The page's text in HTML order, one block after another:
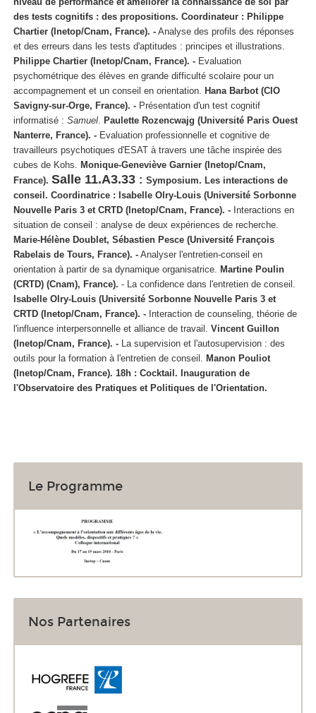
des tests cognitifs : des propositions. Coordinateur : Philippe
Chartier (Inetop/Cnam, France). - Analyse des profils des réponses
et des erreurs dans les tests d'aptitudes : principes et illustrations.
Philippe Chartier (Inetop/Cnam, France). - Evaluation
psychométrique des élèves en grande difficulté scolaire pour un
accompagnement et un conseil en orientation. Hana Barbot (CIO
Savigny-sur-Orge, France). - Présentation d'un test cognitif
informatisé : Samuel Paulette Rozencwajg (Université Paris Ouest
Nanterre, France). - Evaluation professionnelle et cognitive de
travailleurs psychotiques d'ESAT à travers une tâche inspirée des
cubes de Kohs. Monique-Geneviève Garnier (Inetop/Cnam,
France). Salle 11.A3.33 : Symposium. Les interactions de
conseil. Coordinatrice : Isabelle Olry-Louis (Université Sorbonne
Nouvelle Paris 3 et CRTD (Inetop/Cnam, France). - Interactions en
situation de conseil : analyse de deux expériences de recherche.
Marie-Hélène Doublet, Sébastien Pesce (Université François
Rabelais de Tours, France). - Analyser l'entretien-conseil en
orientation à partir de sa dynamique organisatrice. Martine Poulin
(CRTD) (Cnam), France). - La confidence dans l'entretien de conseil.
Isabelle Olry-Louis (Université Sorbonne Nouvelle Paris 3 et
CRTD (Inetop/Cnam, France). - Interaction de counseling, théorie de
l'influence interpersonnelle et alliance de travail. Vincent Guillon
(Inetop/Cnam, France). - La supervision et l'autosupervision : des
outils pour la formation à l'entretien de conseil. Manon Pouliot
(Inetop/Cnam, France). 18h : Cocktail. Inauguration de
l'Observatoire des Pratiques et Politiques de l'Orientation.
Le Programme
Nos Partenaires